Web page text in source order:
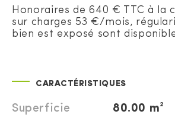
Honoraires de 640 € TTC à la
sur charges 53 €/mois,
bien est exposé sont
CARACTÉRISTIQUES
Superficie 80.00 m²